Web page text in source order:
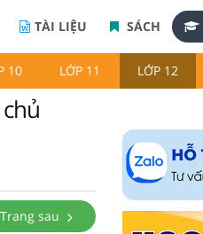
TÀI LIỆU SÁCH
10 LỚP 11 LỚP 12
Trang sau